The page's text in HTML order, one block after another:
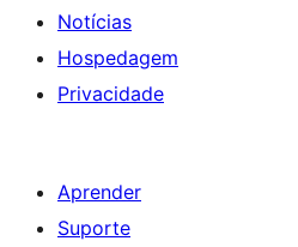
Notícias
Hospedagem
Privacidade
Aprender
Suporte